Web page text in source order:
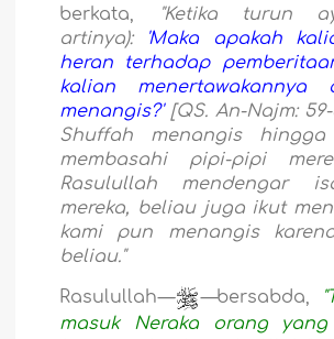
berkata,
"Ketika turun
artinya):
'Maka apakah
heran terhadap
kalian menertawakannya
menangis?'[QS. An-Najm:
Shuffah menangis
membasahi pipi-pipi
Rasulullah mendengar
mereka, beliau juga ikut
kami pun menangis
beliau."
Rasulullah— —bersabda,
masuk Neraka orang yang